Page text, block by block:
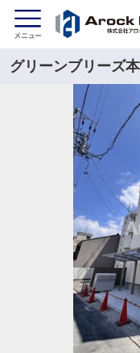
グリーンブリーズ